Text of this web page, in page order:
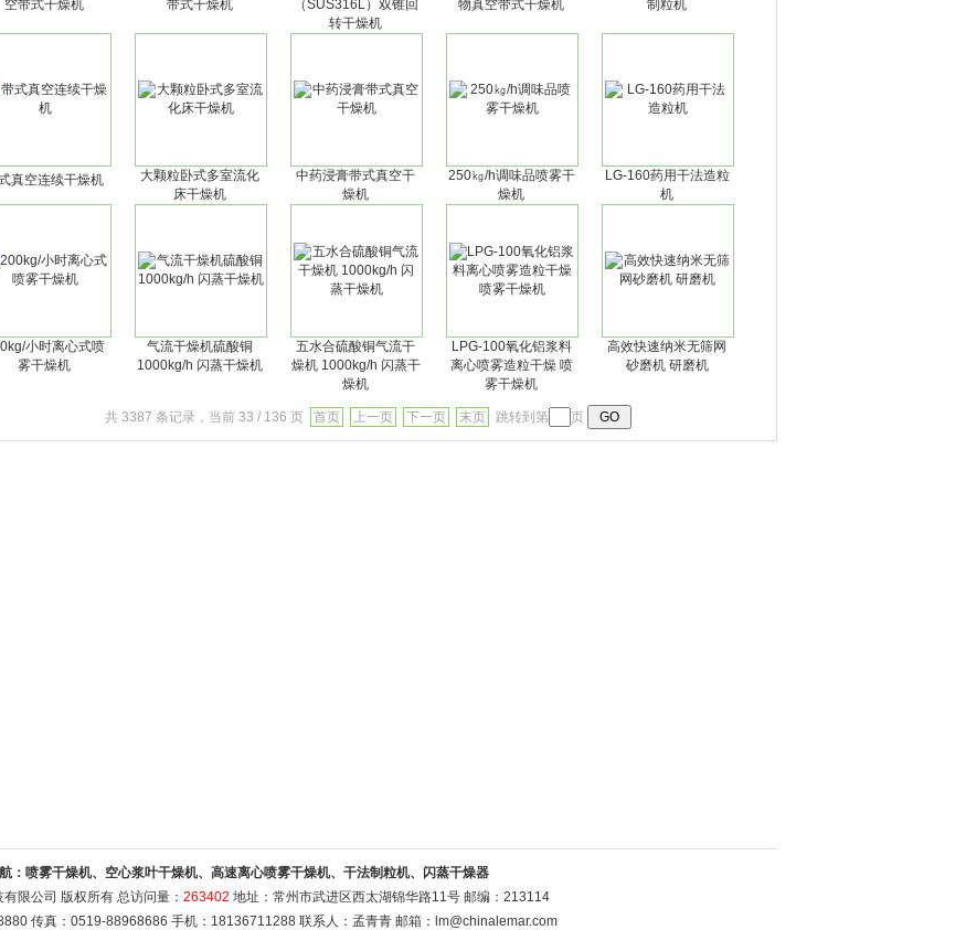
空带式干燥机
带式干燥机
（SUS316L）双锥回
转干燥机
物真空带式干燥机
制粒机
真空连续干燥机
大颗粒卧式多室流化
床干燥机
中药浸膏带式真空干
燥机
250㎏/h调味品喷雾干
燥机
LG-160药用干法造粒
机
小时离心式喷
雾干燥机
气流干燥机硫酸铜
1000kg/h 闪蒸干燥机
五水合硫酸铜气流干
燥机 1000kg/h 闪蒸干
燥机
LPG-100氧化铝浆料
离心喷雾造粒干燥 喷
雾干燥机
高效快速纳米无筛网
砂磨机 研磨机
共 3387 条记录，当前 33 / 136 页 首页 上一页 下一页 末页 跳转到第 页
： 喷雾干燥机、空心浆叶干燥机、高速离心喷雾干燥机、干法制粒机、闪蒸干燥器
限公司 版权所有 总访问量： 263402 地址：常州市武进区西太湖锦华路11号 邮编：213114
传真：0519-88968686 手机：18136711288 联系人：孟青青 邮箱： lm@chinalemar.com